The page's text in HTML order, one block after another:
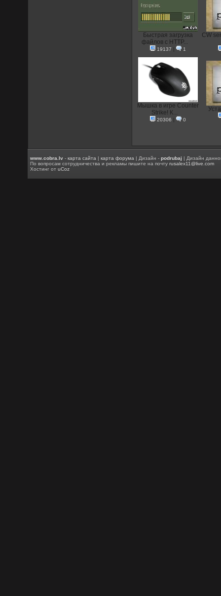
Быстрая загрузка
файлов с HTTP...
19137 | 1
CW
Мышка в игре Counter
Strike! К...
20306 | 0
www.cobra.lv -карта сайта |карта форума | Дизайн -podrubaj | Дизайн
По вопросам сотрудничества и рекламы пишите на почтуrusalex11@live.com
Хостинг отuCoz